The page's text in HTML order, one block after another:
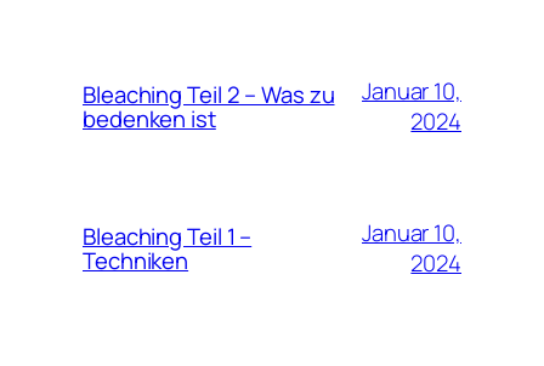
Bleaching Teil 2 – Was zu
bedenken ist
Januar 10,
2024
Bleaching Teil 1 –
Techniken
Januar 10,
2024